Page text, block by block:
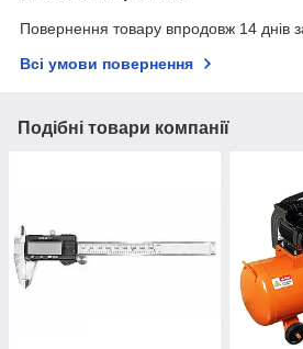
Повернення товару впродовж 14 днів
Всі умови повернення
Подібні товари компанії